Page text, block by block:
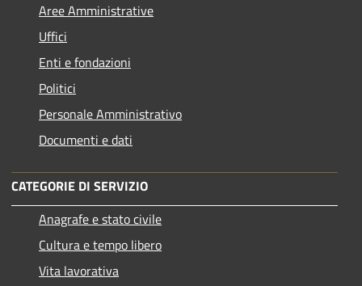
Aree Amministrative
Uffici
Enti e fondazioni
Politici
Personale Amministrativo
Documenti e dati
CATEGORIE DI SERVIZIO
Anagrafe e stato civile
Cultura e tempo libero
Vita lavorativa